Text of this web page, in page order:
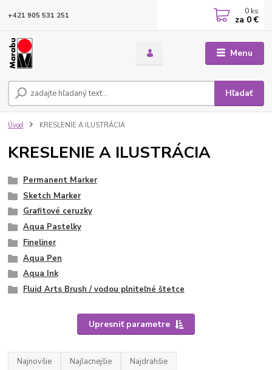
Menu
Hľadať
+421 905 531 251 0 ks
za 0 €
Úvod KRESLENIE A ILUSTRÁCIA
KRESLENIE A ILUSTRÁCIA
Permanent Marker
Sketch Marker
Grafitové ceruzky
Aqua Pastelky
Fineliner
Aqua Pen
Aqua Ink
Fluid Arts Brush / vodou plniteľné štetce
Upresniť parametre
Najnovšie Najlacnejšie Najdrahšie